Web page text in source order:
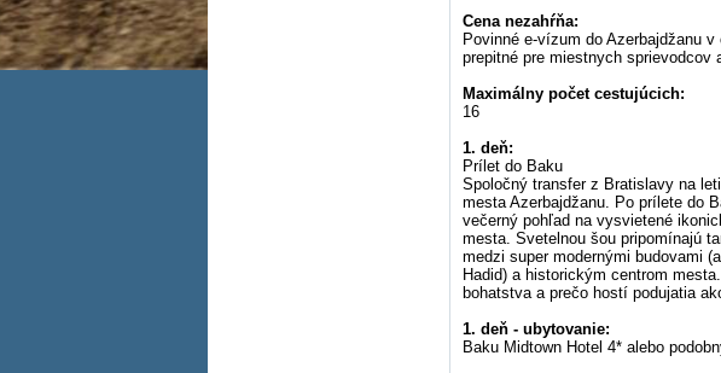
Cena nezahŕňa:
Povinné e-vízum do Azerbajdžanu
prepitné pre miestnych sprievodcov
Maximálny počet cestujúcich:
16
1. deň:
Prílet do Baku
Spoločný transfer z Bratislavy na
mesta Azerbajdžanu. Po prílete do
večerný pohľad na vysvietené
mesta. Svetelnou šou pripomínajú
medzi super modernými budovami
Hadid) a historickým centrom
bohatstva a prečo hostí podujatia
1. deň - ubytovanie:
Baku Midtown Hotel 4* alebo